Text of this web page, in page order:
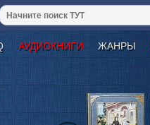
АУДИОКНИГИ ЖАНРЫ